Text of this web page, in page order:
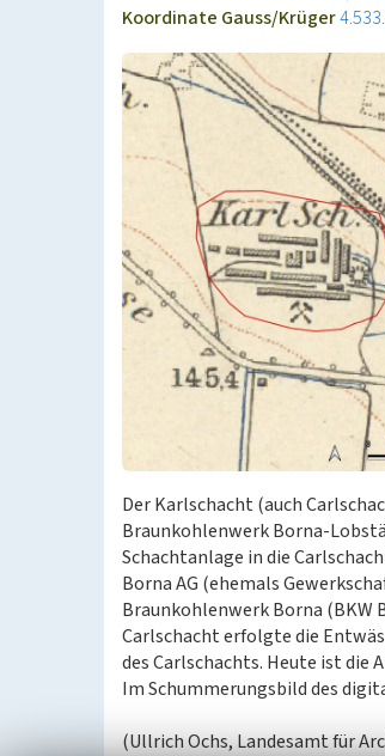
Koordinate Gauss/Krüger
Der Karlschacht (auch
Braunkohlenwerk Borna-
Schachtanlage in die
Borna AG (ehemals
Braunkohlenwerk Borna (BKW
Carlschacht erfolgte die
des Carlschachts. Heute ist die
Im Schummerungsbild des
(Ullrich Ochs, Landesamt für